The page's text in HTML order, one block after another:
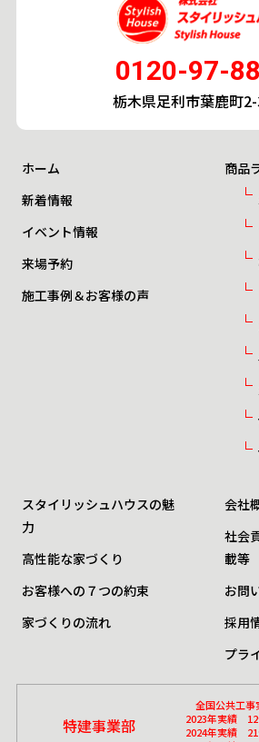
0120-97-
栃木県足利市葉鹿町
ホーム
新着情報
イベント情報
来場予約
施工事例＆お客様の声
商品
スタイリッシュハウスの魅
力
高性能な家づくり
お客様への７つの約束
家づくりの流れ
会社
社会
載等
お問
採用
プラ
特建事業部
全国公共工事
2023年実績
2024年実績